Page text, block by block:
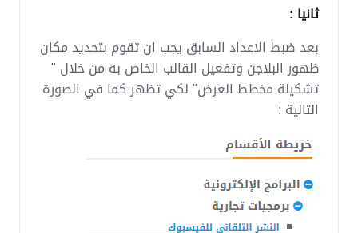
ثانيا :
بعد ضبط الاعداد السابق يجب ان تقوم بتحديد مكان
ظهور البلاجن وتفعيل القالب الخاص به من خلال "
تشكيلة مخطط العرض" لكي تظهر كما في الصورة
التالية :